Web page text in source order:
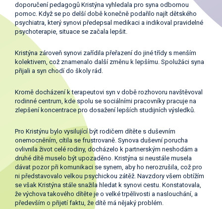
doporučení pedagogů Kristýna vyhledala pro syna odbornou
pomoc. Když se po delší době konečně podařilo najít dětského
psychiatra, který synovi předepsal medikaci a indikoval pravidelné
psychoterapie, situace se začala lepšit.
Kristýna zároveň synovi zařídila přeřazení do jiné třídy s menším
kolektivem, což znamenalo další změnu k lepšímu. Spolužáci syna
přijali a syn chodí do školy rád.
Kromě docházení k terapeutovi syn v době rozhovoru navštěvoval
rodinné centrum, kde spolu se sociálními pracovníky pracuje na
zlepšení koncentrace pro dosažení lepších studijních výsledků.
Pro Kristýnu bylo vysilující být rodičem dítěte s duševním
onemocněním, cítila se frustrovaně. Synova duševní porucha
ovlivnila život celé rodiny, docházelo k partnerským neshodám a
druhé dítě muselo být upozaděno. Kristýna si neustále musela
dávat pozor při komunikaci se synem, aby ho nerozrušila, což pro
ni představovalo velkou psychickou zátěž. Navzdory všem obtížím
se však Kristýna stále snažila hledat k synovi cestu. Konstatovala,
že výchova takového dítěte je o velké trpělivosti a naslouchání, a
především o přijetí faktu, že dítě má nějaký problém.